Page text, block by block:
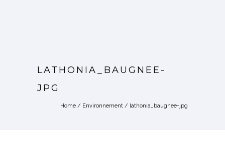
LATHONIA_BAUGNEE-
JPG
Home / Environnement / lathonia_baugnee-jpg